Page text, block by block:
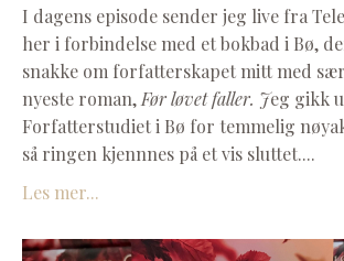
I dagens episode sender jeg live fra
her i forbindelse med et bokbad i Bø,
snakke om forfatterskapet mitt med
nyeste roman, Før løvet faller. Jeg gikk
Forfatterstudiet i Bø for temmelig
så ringen kjennnes på et vis sluttet....
Les mer...